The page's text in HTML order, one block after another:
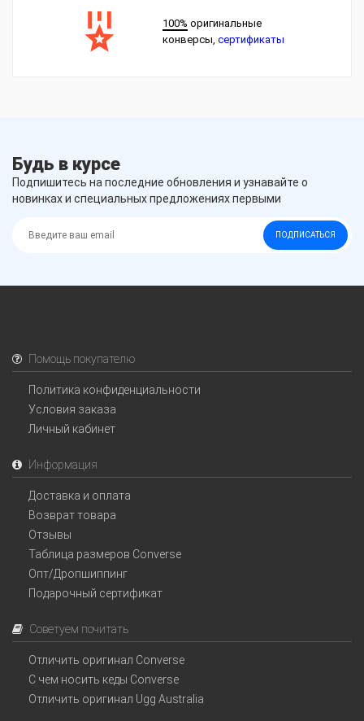
100% оригинальные
конверсы,сертификаты
Будь в курсе
Подпишитесь на последние обновления и узнавайте о
новинках и специальных предложениях первыми
ПОДПИСАТЬСЯ
Помощь покупателю
Политика конфиденциальности
Условия заказа
Личный кабинет
Информация
Доставка и оплата
Возврат товара
Отзывы
Таблица размеров Converse
Опт/Дропшиппинг
Подарочный сертификат
Советуем почитать
Отличить оригинал Converse
С чем носить кеды Converse
Отличить оригинал Ugg Australia